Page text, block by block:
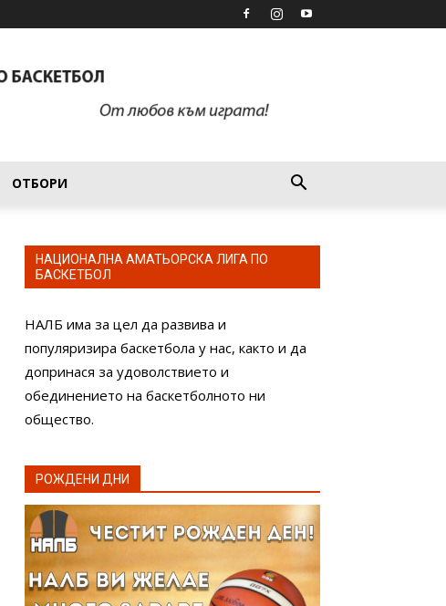
ОТБОРИ
НАЦИОНАЛНА АМАТЬОРСКА ЛИГА ПО
БАСКЕТБОЛ
НАЛБ има за цел да развива и
популяризира баскетбола у нас, както и да
допринася за удоволствието и
обединението на баскетболното ни
общество.
РОЖДЕНИ ДНИ